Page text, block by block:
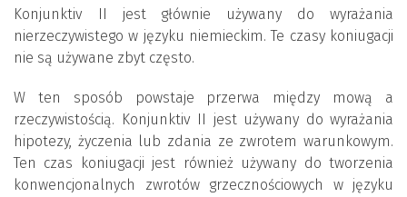
Konjunktiv II jest głównie używany do wyrażania
nierzeczywistego w języku niemieckim. Te czasy koniugacji
nie są używane zbyt często.
W ten sposób powstaje przerwa między mową a
rzeczywistością. Konjunktiv II jest używany do wyrażania
hipotezy, życzenia lub zdania ze zwrotem warunkowym.
Ten czas koniugacji jest również używany do tworzenia
konwencjonalnych zwrotów grzecznościowych w języku